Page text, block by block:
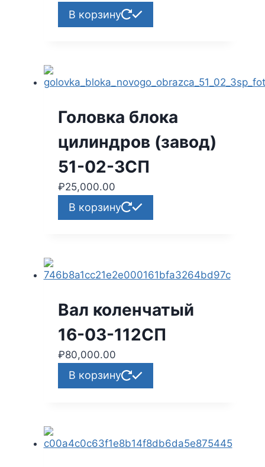
цена
составляла
В корзину
Головка блока
цилиндров (завод)
51-02-3СП
₽25,000.00
В корзину
Вал коленчатый
16-03-112СП
₽80,000.00
В корзину